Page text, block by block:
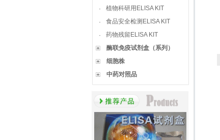
·
植物科研用ELISA KIT
·
食品安全检测ELISA KIT
·
药物残留ELISA KIT
酶联免疫试剂盒（系列）
细胞株
中药对照品